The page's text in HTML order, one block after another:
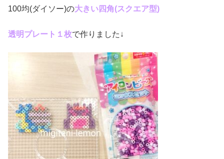
100均(ダイソー)の大きい四角(スクエア型)
透明プレート１枚で作りました↓